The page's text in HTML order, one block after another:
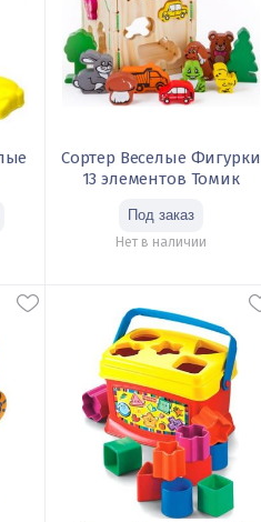
Сортер Веселые Фигурки
13 элементов Томик
Нет в наличии